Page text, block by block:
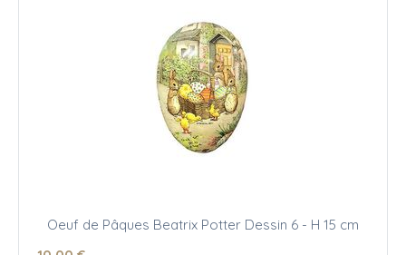
Oeuf de Pâques Beatrix Potter Dessin 6 - H 15 cm